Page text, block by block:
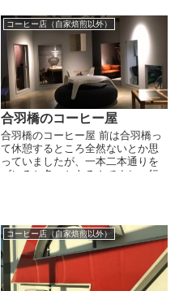
こうと行ってきました。 コーヒー
の話は聞かないけど、どうなんだ
ろう？...
コーヒー店（自家焙煎以外）
合羽橋のコーヒー屋
合羽橋のコーヒー屋 前は合羽橋っ
て休憩するところ全然ないとか思
っていましたが、一本二本通りを
ズレると色々とあるんですね。行
す。 合...
コーヒー店（自家焙煎以外）